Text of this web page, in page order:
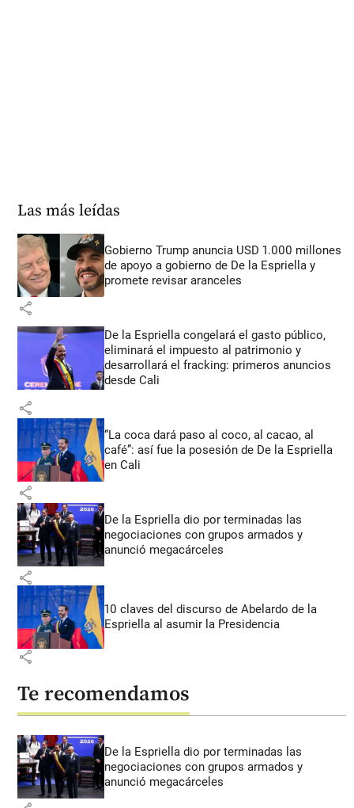
Las más leídas
Gobierno Trump anuncia USD 1.000 millones
de apoyo a gobierno de De la Espriella y
promete revisar aranceles
share
De la Espriella congelará el gasto público,
eliminará el impuesto al patrimonio y
desarrollará el fracking: primeros anuncios
desde Cali
share
“La coca dará paso al coco, al cacao, al
café”: así fue la posesión de De la Espriella
en Cali
share
De la Espriella dio por terminadas las
negociaciones con grupos armados y
anunció megacárceles
share
10 claves del discurso de Abelardo de la
Espriella al asumir la Presidencia
share
Te recomendamos
De la Espriella dio por terminadas las
negociaciones con grupos armados y
anunció megacárceles